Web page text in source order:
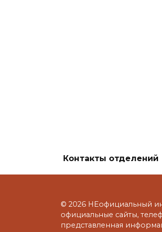
Контакты отделений
© 2026 НЕофициальный
официальные сайты,
представленная